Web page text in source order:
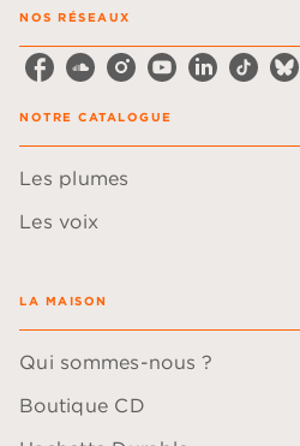
NOS RÉSEAUX
NOTRE CATALOGUE
Les plumes
Les voix
LA MAISON
Qui sommes-nous ?
Boutique CD